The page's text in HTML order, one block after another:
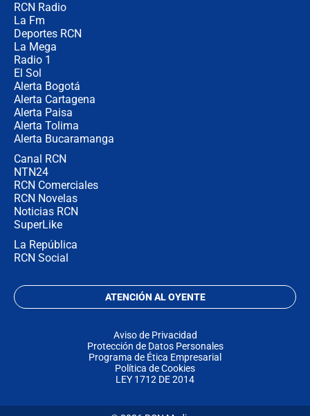
RCN Radio
La Fm
Deportes RCN
La Mega
Radio 1
El Sol
Alerta Bogotá
Alerta Cartagena
Alerta Paisa
Alerta Tolima
Alerta Bucaramanga
Canal RCN
NTN24
RCN Comerciales
RCN Novelas
Noticias RCN
SuperLike
La República
RCN Social
ATENCIÓN AL OYENTE
Aviso de Privacidad
Protección de Datos Personales
Programa de Ética Empresarial
Política de Cookies
LEY 1712 DE 2014